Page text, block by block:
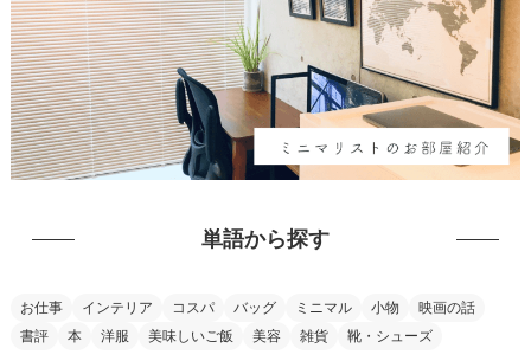
単語から探す
お仕事 インテリア コスパ バッグ ミニマル 小物
映画の話
書評
本 洋服 美味しいご飯 美容 雑貨 靴・シューズ